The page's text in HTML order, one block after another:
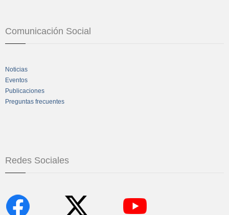
Comunicación Social
Noticias
Eventos
Publicaciones
Preguntas frecuentes
Redes Sociales